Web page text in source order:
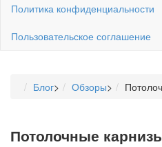
Политика конфиденциальности
Пользовательское соглашение
Блог> Обзоры>
Потолочные